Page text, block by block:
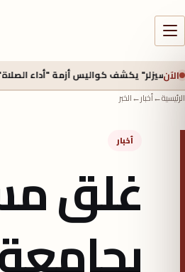
الآن أزمة "أداء الصلاة": لم أمنع
الرئيسية←أخبار←الخبر
أخبار
غلق